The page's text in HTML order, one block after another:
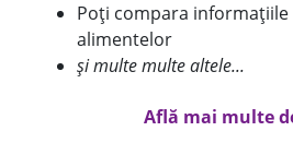
Poți compara
alimentelor
și multe multe altele...
Află mai multe